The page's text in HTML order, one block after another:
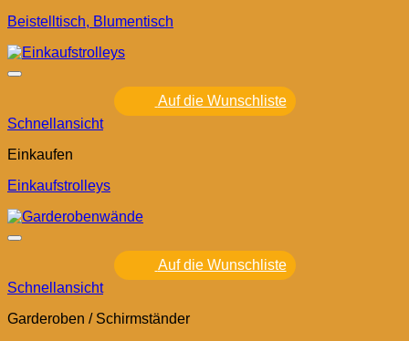
Beistelltisch, Blumentisch
Auf die Wunschliste
Schnellansicht
Einkaufen
Einkaufstrolleys
Auf die Wunschliste
Schnellansicht
Garderoben / Schirmständer